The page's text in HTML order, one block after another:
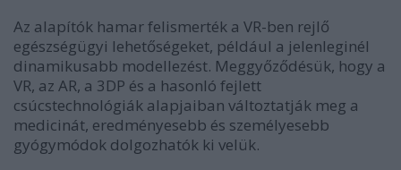
Az alapítók hamar felismerték a VR-ben rejlő
egészségügyi lehetőségeket, például a jelenleginél
dinamikusabb modellezést. Meggyőződésük, hogy a
VR, az AR, a 3DP és a hasonló fejlett
csúcstechnológiák alapjaiban változtatják meg a
medicinát, eredményesebb és személyesebb
gyógymódok dolgozhatók ki velük.